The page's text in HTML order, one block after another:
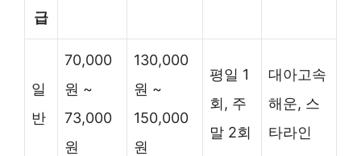
급
일
반
70,000
원 ~
73,000
원
130,000
원 ~
150,000
원
평일 1
회, 주
말 2회
대아고속
해운, 스
타라인